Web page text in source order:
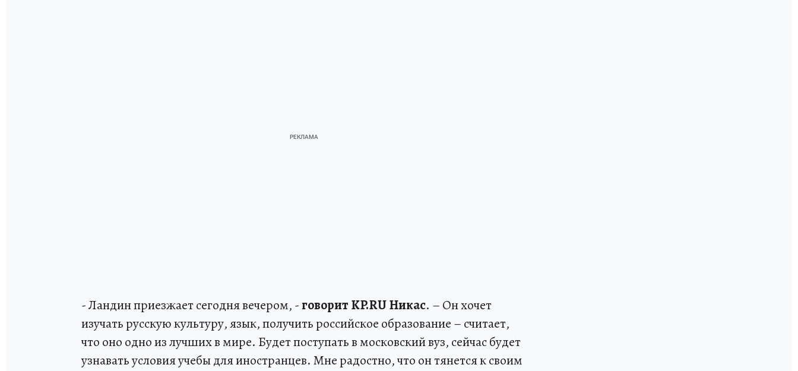
- Ландин приезжает сегодня вечером, -говорит KP.RU Никас. – Он хочет
изучать русскую культуру, язык, получить российское образование – считает,
что оно одно из лучших в мире. Будет поступать в московский вуз, сейчас будет
узнавать условия учебы для иностранцев. Мне радостно, что он тянется к своим